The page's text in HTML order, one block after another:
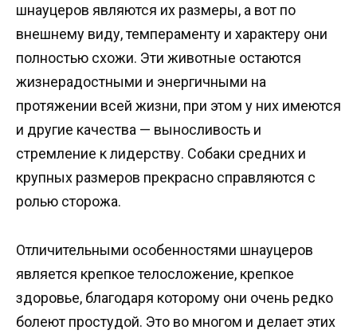
шнауцеров являются их размеры, а вот по
внешнему виду, темпераменту и характеру они
полностью схожи. Эти животные остаются
жизнерадостными и энергичными на
протяжении всей жизни, при этом у них имеются
и другие качества — выносливость и
стремление к лидерству. Собаки средних и
крупных размеров прекрасно справляются с
ролью сторожа.
Отличительными особенностями шнауцеров
является крепкое телосложение, крепкое
здоровье, благодаря которому они очень редко
болеют простудой. Это во многом и делает этих